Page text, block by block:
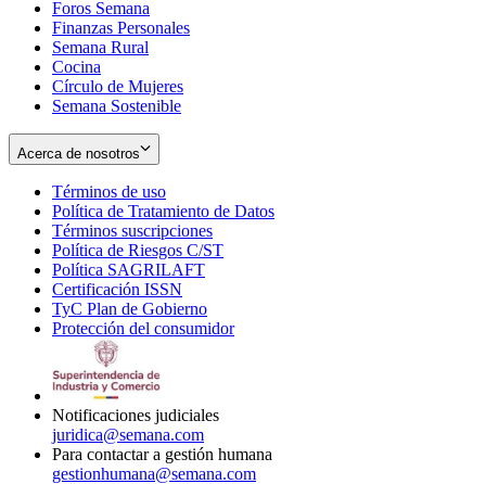
window
Foros Semana
Finanzas Personales
Semana Rural
Cocina
Círculo de Mujeres
Semana Sostenible
Acerca de nosotros
Términos de uso
in
new
window
Política de Tratamiento de Datos
Términos suscripciones
in
Política de Riesgos C/ST
Política SAGRILAFT
new
window
Certificación ISSN
in
new
TyC Plan de Gobierno
in
Protección del consumidorOpens
Notificaciones judiciales
juridica@semana.com
Para contactar a gestión humana
gestionhumana@semana.com